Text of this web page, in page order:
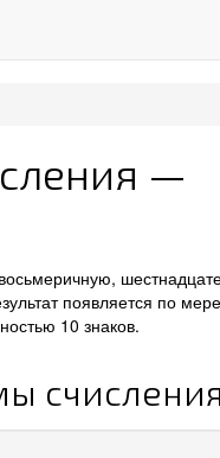
—
появляется по
10 знаков.
счисления